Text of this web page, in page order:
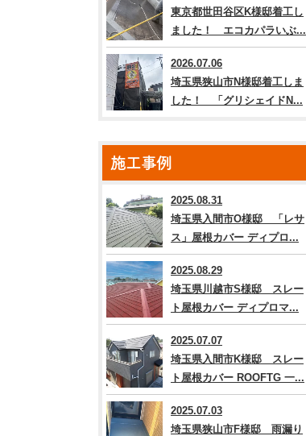
東京都世田谷区K様邸着工し
ました！ エコカパラいぶ...
2026.07.06
埼玉県狭山市N様邸着工しま
した！ 「グリシェイドN...
施工事例
2025.08.31
埼玉県入間市O様邸 「レサ
ス」屋根カバー ディプロ...
2025.08.29
埼玉県川越市S様邸 スレー
ト屋根カバー ディプロマ...
2025.07.07
埼玉県入間市K様邸 スレー
ト屋根カバー ROOFTG 一...
2025.07.03
埼玉県狭山市F様邸 雨漏り